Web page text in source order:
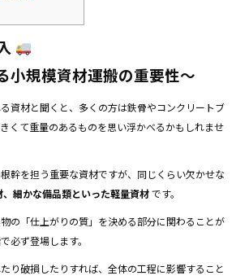
小規模資材運搬の重要性～
資材と聞くと、多くの方は鉄骨やコンクリートブ
くて重量のあるものを思い浮かべるかもしれませ
幹を担う重要な資材ですが、同じくらい欠かせな
、細かな備品類といった軽量資材です。
の「仕上がりの質」を決める部分に関わることが
必ず登場します。
り破損したりすれば、全体の工程に影響すること